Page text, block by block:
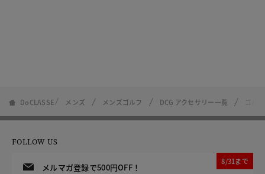
DoCLASSE メンズ メンズゴルフ DCG アクセサリー一覧 ゴル
FOLLOW US
メルマガ登録で500円OFF！
8/31まで